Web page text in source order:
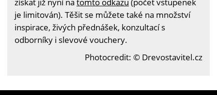
získat již nyní na tomto odkazu (počet vstupenek
je limitován). Těšit se můžete také na množství
inspirace, živých přednášek, konzultací s
odborníky i slevové vouchery.
Photocredit: © Drevostavitel.cz